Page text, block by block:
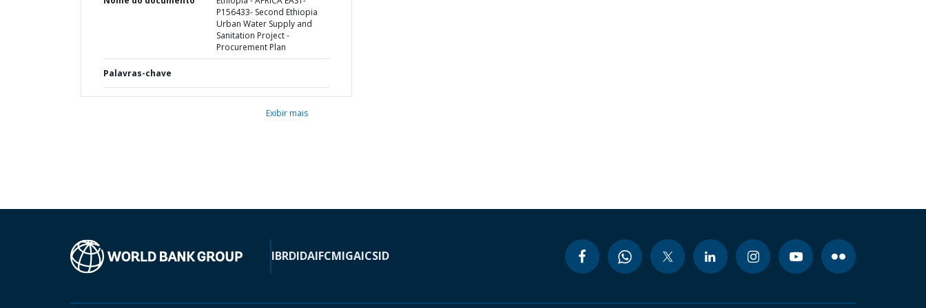
P156433- Second Ethiopia
Urban Water Supply and
Sanitation Project -
Procurement Plan
Palavras-chave
Exibir mais
IBRDIDAIFCMIGAICSID